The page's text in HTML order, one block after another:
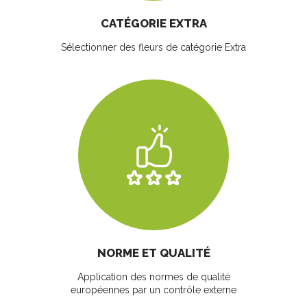
CATÉGORIE EXTRA
Sélectionner des fleurs de catégorie Extra
NORME ET QUALITÉ
Application des normes de qualité
européennes par un contrôle externe